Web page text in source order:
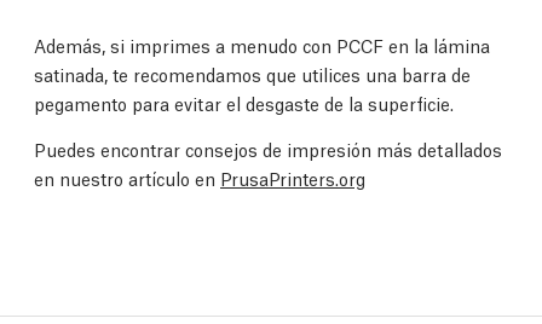
Además, si imprimes a menudo con PCCF en la lámina
satinada, te recomendamos que utilices una barra de
pegamento para evitar el desgaste de la superficie.
Puedes encontrar consejos de impresión más detallados
en nuestro artículo en PrusaPrinters.org